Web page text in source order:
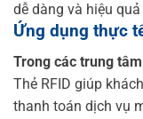
dễ dàng và hiệu quả
Ứng dụng thực
Trong các trung
Thẻ RFID giúp
thanh toán dịch vụ